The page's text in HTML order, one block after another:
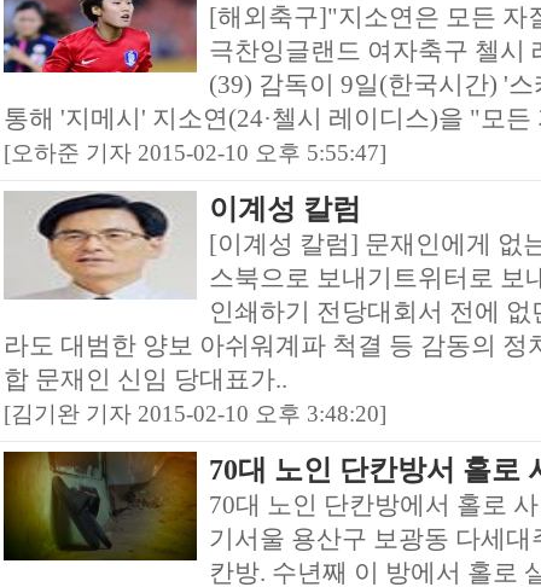
[해외축구]"지소연은 모든 자
극찬잉글랜드 여자축구 첼시
(39) 감독이 9일(한국시간) '
통해 '지메시' 지소연(24·첼시 레이디스)을 "모
[오하준 기자 2015-02-10 오후 5:55:47]
이계성 칼럼
[이계성 칼럼] 문재인에게 없
스북으로 보내기트위터로 보
인쇄하기 전당대회서 전에
라도 대범한 양보 아쉬워계파 척결 등 감동의
합 문재인 신임 당대표가..
[김기완 기자 2015-02-10 오후 3:48:20]
70대 노인 단칸방서 홀로
70대 노인 단칸방에서 홀로
기서울 용산구 보광동 다세
칸방. 수년째 이 방에서 홀로